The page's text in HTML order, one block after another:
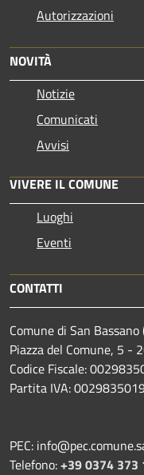
Autorizzazioni
NOVITÀ
Notizie
Comunicati
Avvisi
VIVERE IL COMUNE
Luoghi
Eventi
CONTATTI
Comune di San Bassano
Piazza del Comune, 5 -
Codice Fiscale:
Partita IVA:
PEC:
Telefono:+39 0374 373